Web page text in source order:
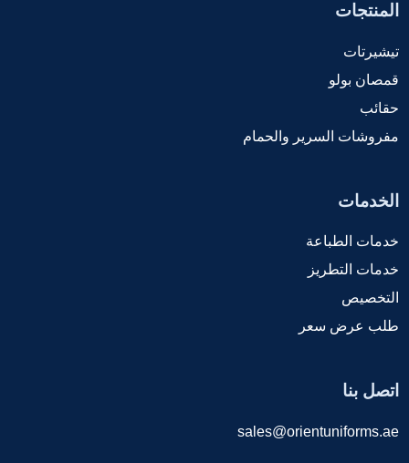
المنتجات
تيشيرتات
قمصان بولو
حقائب
مفروشات السرير والحمام
الخدمات
خدمات الطباعة
خدمات التطريز
التخصيص
طلب عرض سعر
اتصل بنا
sales@orientuniforms.ae